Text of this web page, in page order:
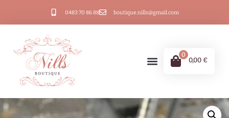
0483 70 86 88 boutique.nills@gmail.com
0
0,00 €